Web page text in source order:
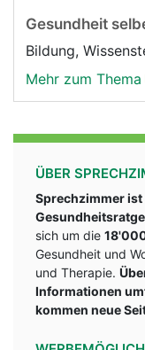
Gesundheit
Bildung,
Mehr zum Thema
ÜBER
Sprechzimmer
sich um die
Gesundheit und
und Therapie.
Informationen
kommen neue